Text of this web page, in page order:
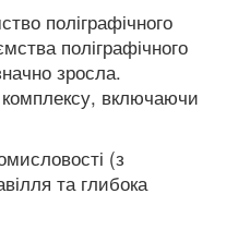
поліграфічного
поліграфічного
зросла.
комплексу, включаючи
(з
та глибока